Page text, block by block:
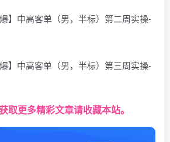
】中高客单（男，半标）第二周实操-
】中高客单（男，半标）第三周实操-
取更多精彩文章请收藏本站。